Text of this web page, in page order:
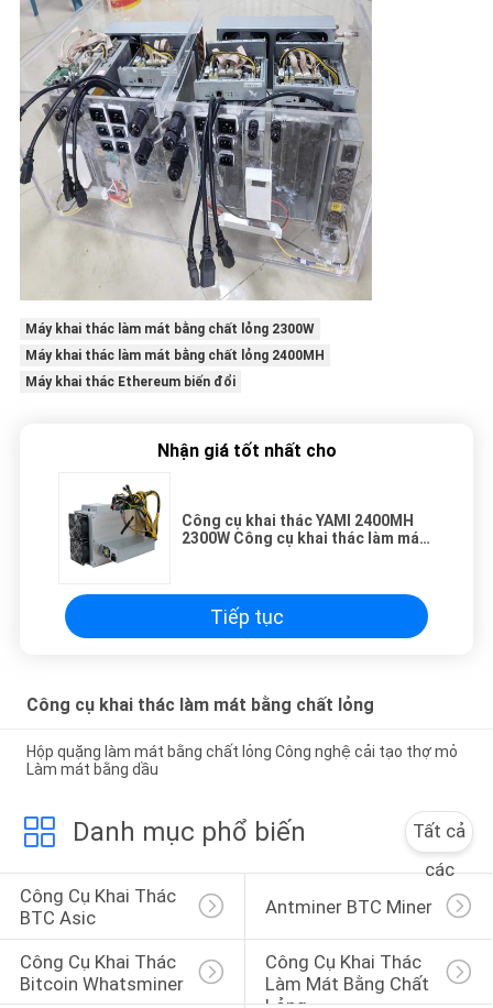
Máy khai thác làm mát bằng chất lỏng 2300W
Máy khai thác làm mát bằng chất lỏng 2400MH
Máy khai thác Ethereum biến đổi
Nhận giá tốt nhất cho
Công cụ khai thác YAMI 2400MH
2300W Công cụ khai thác làm mát
thác làm mát bằng dầu
Tiếp tục
Công cụ khai thác làm mát bằng chất lỏng
Hộp quặng làm mát bằng chất lỏng Công nghệ cải tạo thợ mỏ
Làm mát bằng dầu
Danh mục phổ biến
Tất cả
các
Công Cụ Khai Thác
BTC Asic
Antminer BTC Miner
Công Cụ Khai Thác
Bitcoin Whatsminer
Công Cụ Khai Thác
Làm Mát Bằng Chất